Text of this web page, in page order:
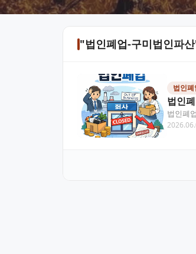
"법인폐업-구미법인파
법인폐
법인
법인폐
자 구성